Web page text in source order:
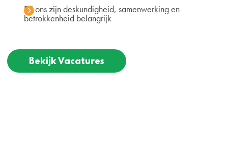
Bij ons zijn deskundigheid, samenwerking en
betrokkenheid belangrijk
Bekijk Vacatures